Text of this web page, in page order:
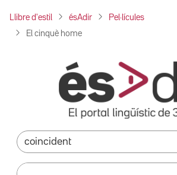
Llibre d'estil ésAdir Pel·lícules
El cinquè home